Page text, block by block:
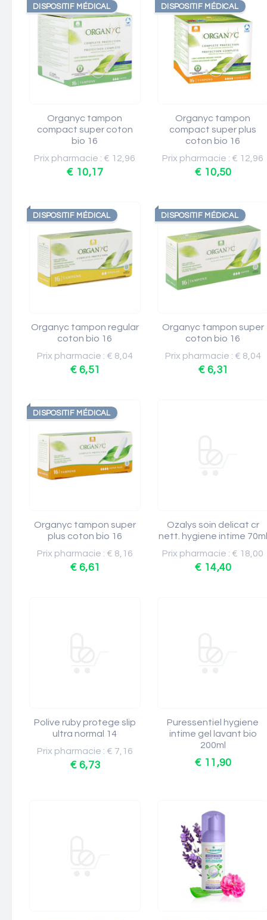
DISPOSITIF MÉDICAL
Organyc tampon
compact super coton
bio 16
Prix pharmacie : € 12,96
€ 10,17
DISPOSITIF MÉDICAL
Organyc tampon
compact super plus
coton bio 16
Prix pharmacie : € 12,96
€ 10,50
DISPOSITIF MÉDICAL
Organyc tampon regular
coton bio 16
Prix pharmacie : € 8,04
€ 6,51
DISPOSITIF MÉDICAL
Organyc tampon super
coton bio 16
Prix pharmacie : € 8,04
€ 6,31
DISPOSITIF MÉDICAL
Organyc tampon super
plus coton bio 16
Prix pharmacie : € 8,16
€ 6,61
Ozalys soin delicat cr
nett. hygiene intime 70ml
Prix pharmacie : € 18,00
€ 14,40
Polive ruby protege slip
ultra normal 14
Prix pharmacie : € 7,16
€ 6,73
Puressentiel hygiene
intime gel lavant bio
200ml
€ 11,90